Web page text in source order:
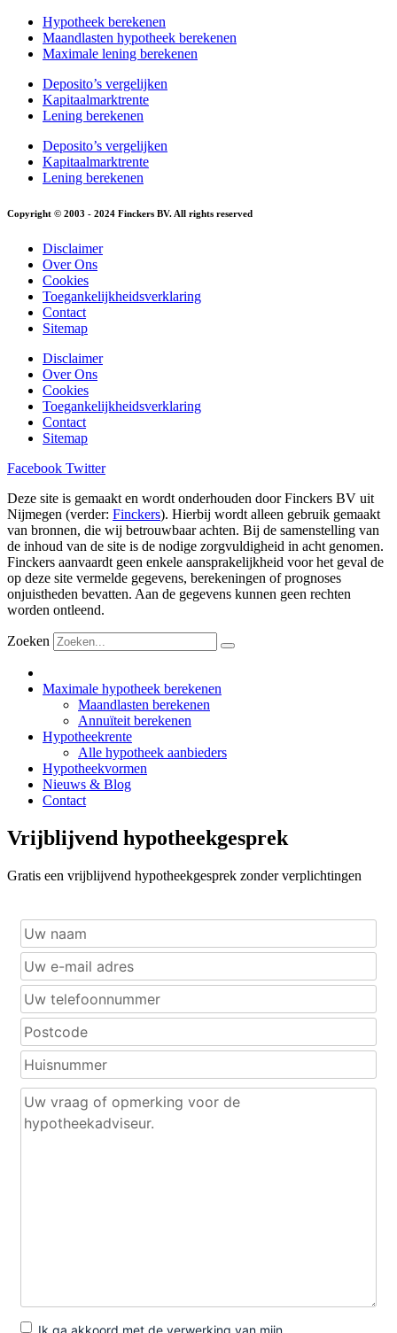
Hypotheek berekenen
Maandlasten hypotheek berekenen
Maximale lening berekenen
Deposito’s vergelijken
Kapitaalmarktrente
Lening berekenen
Deposito’s vergelijken
Kapitaalmarktrente
Lening berekenen
Copyright © 2003 - 2024 Finckers BV. All rights reserved
Disclaimer
Over Ons
Cookies
Toegankelijkheidsverklaring
Contact
Sitemap
Disclaimer
Over Ons
Cookies
Toegankelijkheidsverklaring
Contact
Sitemap
Facebook Twitter
Deze site is gemaakt en wordt onderhouden door Finckers BV uit
Nijmegen (verder: Finckers). Hierbij wordt alleen gebruik gemaakt
van bronnen, die wij betrouwbaar achten. Bij de samenstelling van
de inhoud van de site is de nodige zorgvuldigheid in acht genomen.
Finckers aanvaardt geen enkele aansprakelijkheid voor het geval de
op deze site vermelde gegevens, berekeningen of prognoses
onjuistheden bevatten. Aan de gegevens kunnen geen rechten
worden ontleend.
Zoeken
Maximale hypotheek berekenen
Maandlasten berekenen
Annuïteit berekenen
Hypotheekrente
Alle hypotheek aanbieders
Hypotheekvormen
Nieuws & Blog
Contact
Vrijblijvend hypotheekgesprek
Gratis een vrijblijvend hypotheekgesprek zonder verplichtingen